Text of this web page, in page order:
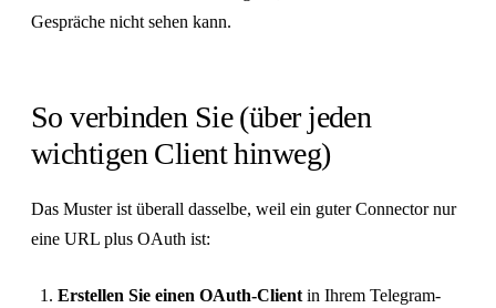
Gespräche nicht sehen kann.
So verbinden Sie (über jeden
wichtigen Client hinweg)
Das Muster ist überall dasselbe, weil ein guter Connector nur
eine URL plus OAuth ist:
Erstellen Sie einen OAuth-Client in Ihrem Telegram-